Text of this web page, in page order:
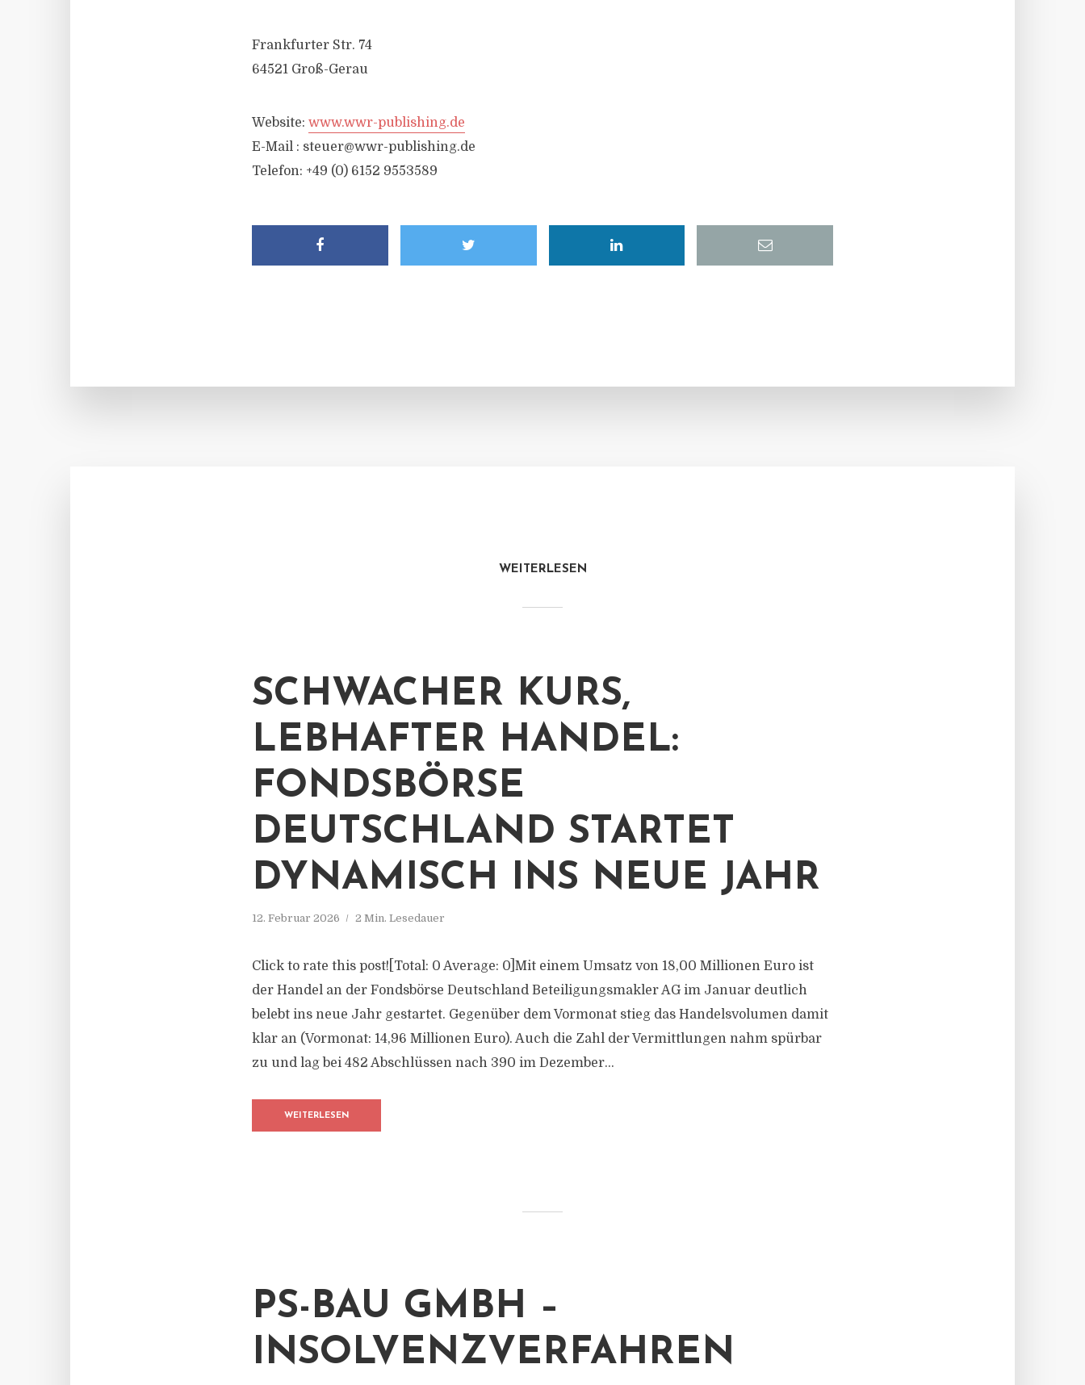
Frankfurter Str. 74
64521 Groß-Gerau
Website: www.wwr-publishing.de
E-Mail : steuer@wwr-publishing.de
Telefon: +49 (0) 6152 9553589
WEITERLESEN
SCHWACHER KURS,
LEBHAFTER HANDEL:
FONDSBÖRSE
DEUTSCHLAND STARTET
DYNAMISCH INS NEUE JAHR
12. Februar 2026 2 Min. Lesedauer
Click to rate this post![Total: 0 Average: 0]Mit einem Umsatz von 18,00 Millionen Euro ist
der Handel an der Fondsbörse Deutschland Beteiligungsmakler AG im Januar deutlich
belebt ins neue Jahr gestartet. Gegenüber dem Vormonat stieg das Handelsvolumen damit
klar an (Vormonat: 14,96 Millionen Euro). Auch die Zahl der Vermittlungen nahm spürbar
zu und lag bei 482 Abschlüssen nach 390 im Dezember...
WEITERLESEN
PS-BAU GMBH –
INSOLVENZVERFAHREN